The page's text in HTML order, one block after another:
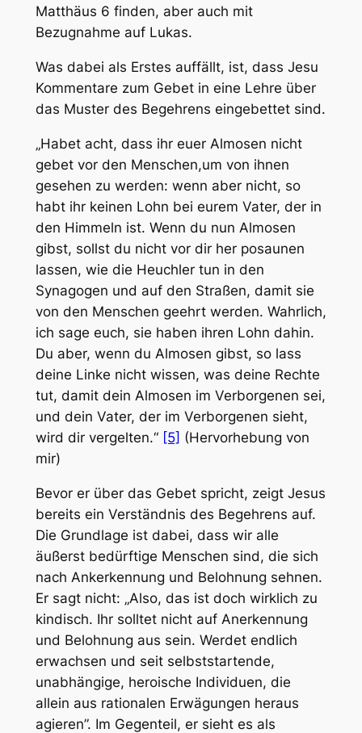
Matthäus 6 finden, aber auch mit
Bezugnahme auf Lukas.
Was dabei als Erstes auffällt, ist, dass Jesu
Kommentare zum Gebet in eine Lehre über
das Muster des Begehrens eingebettet sind.
„Habet acht, dass ihr euer Almosen nicht
gebet vor den Menschen,um von ihnen
gesehen zu werden: wenn aber nicht, so
habt ihr keinen Lohn bei eurem Vater, der in
den Himmeln ist. Wenn du nun Almosen
gibst, sollst du nicht vor dir her posaunen
lassen, wie die Heuchler tun in den
Synagogen und auf den Straßen, damit sie
von den Menschen geehrt werden. Wahrlich,
ich sage euch, sie haben ihren Lohn dahin.
Du aber, wenn du Almosen gibst, so lass
deine Linke nicht wissen, was deine Rechte
tut, damit dein Almosen im Verborgenen sei,
und dein Vater, der im Verborgenen sieht,
wird dir vergelten.“ [5] (Hervorhebung von
mir)
Bevor er über das Gebet spricht, zeigt Jesus
bereits ein Verständnis des Begehrens auf.
Die Grundlage ist dabei, dass wir alle
äußerst bedürftige Menschen sind, die sich
nach Ankerkennung und Belohnung sehnen.
Er sagt nicht: „Also, das ist doch wirklich zu
kindisch. Ihr solltet nicht auf Anerkennung
und Belohnung aus sein. Werdet endlich
erwachsen und seit selbststartende,
unabhängige, heroische Individuen, die
allein aus rationalen Erwägungen heraus
agieren”. Im Gegenteil, er sieht es als